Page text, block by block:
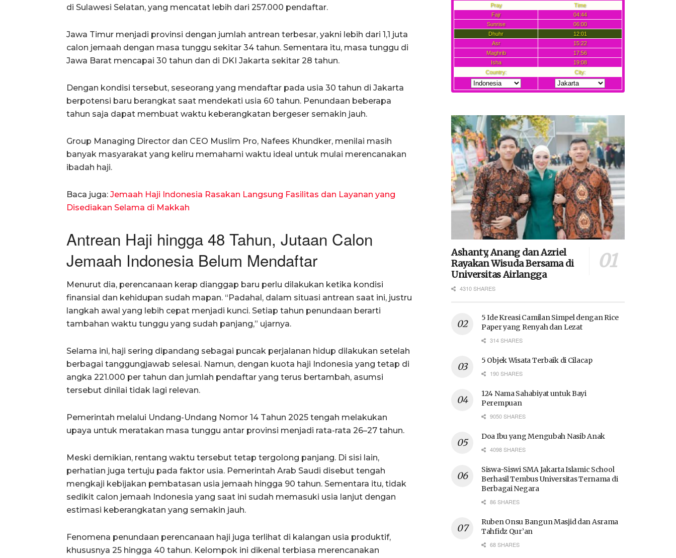
di Sulawesi Selatan, yang mencatat lebih dari 257.000 pendaftar.
Jawa Timur menjadi provinsi dengan jumlah antrean terbesar, yakni lebih dari 1,1 juta
calon jemaah dengan masa tunggu sekitar 34 tahun. Sementara itu, masa tunggu di
Jawa Barat mencapai 30 tahun dan di DKI Jakarta sekitar 28 tahun.
Dengan kondisi tersebut, seseorang yang mendaftar pada usia 30 tahun di Jakarta
berpotensi baru berangkat saat mendekati usia 60 tahun. Penundaan beberapa
tahun saja dapat membuat waktu keberangkatan bergeser semakin jauh.
Group Managing Director dan CEO Muslim Pro, Nafees Khundker, menilai masih
banyak masyarakat yang keliru memahami waktu ideal untuk mulai merencanakan
ibadah haji.
Baca juga: Jemaah Haji Indonesia Rasakan Langsung Fasilitas dan Layanan yang
Disediakan Selama di Makkah
Antrean Haji hingga 48 Tahun, Jutaan Calon
Jemaah Indonesia Belum Mendaftar
Menurut dia, perencanaan kerap dianggap baru perlu dilakukan ketika kondisi
finansial dan kehidupan sudah mapan. “Padahal, dalam situasi antrean saat ini, justru
langkah awal yang lebih cepat menjadi kunci. Setiap tahun penundaan berarti
tambahan waktu tunggu yang sudah panjang,” ujarnya.
Selama ini, haji sering dipandang sebagai puncak perjalanan hidup dilakukan setelah
berbagai tanggungjawab selesai. Namun, dengan kuota haji Indonesia yang tetap di
angka 221.000 per tahun dan jumlah pendaftar yang terus bertambah, asumsi
tersebut dinilai tidak lagi relevan.
Pemerintah melalui Undang-Undang Nomor 14 Tahun 2025 tengah melakukan
upaya untuk meratakan masa tunggu antar provinsi menjadi rata-rata 26–27 tahun.
Meski demikian, rentang waktu tersebut tetap tergolong panjang. Di sisi lain,
perhatian juga tertuju pada faktor usia. Pemerintah Arab Saudi disebut tengah
mengkaji kebijakan pembatasan usia jemaah hingga 90 tahun. Sementara itu, tidak
sedikit calon jemaah Indonesia yang saat ini sudah memasuki usia lanjut dengan
estimasi keberangkatan yang semakin jauh.
Fenomena penundaan perencanaan haji juga terlihat di kalangan usia produktif,
khususnya 25 hingga 40 tahun. Kelompok ini dikenal terbiasa merencanakan
Ashanty, Anang dan Azriel
Rayakan Wisuda Bersama di
Universitas Airlangga
4310 SHARES
5 Ide Kreasi Camilan Simpel dengan Rice
Paper yang Renyah dan Lezat
314 SHARES
5 Objek Wisata Terbaik di Cilacap
190 SHARES
124 Nama Sahabiyat untuk Bayi
Perempuan
9050 SHARES
Doa Ibu yang Mengubah Nasib Anak
4098 SHARES
Siswa-Siswi SMA Jakarta Islamic School
Berhasil Tembus Universitas Ternama di
Berbagai Negara
86 SHARES
Ruben Onsu Bangun Masjid dan Asrama
Tahfidz Qur’an
68 SHARES